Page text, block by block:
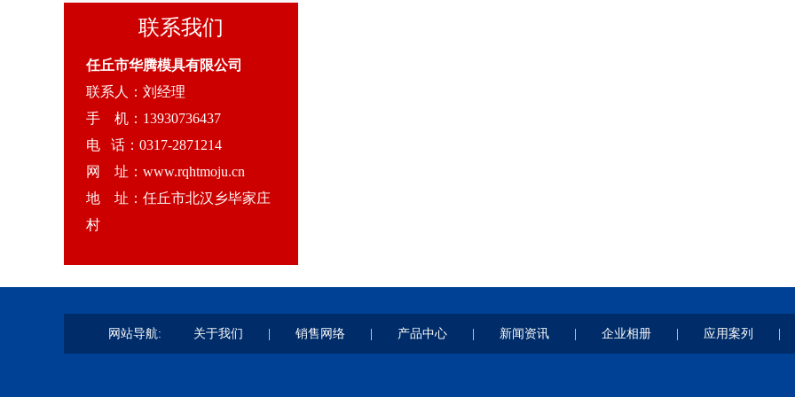
联系我们
任丘市华腾模具有限公司
联系人：刘经理
手 机：13930736437
电 话：0317-2871214
网 址：www.rqhtmoju.cn
地 址：任丘市北汉乡毕家庄
村
网站导航: 关于我们 销售网络 产品中心 新闻资讯 企业相册 应用案列